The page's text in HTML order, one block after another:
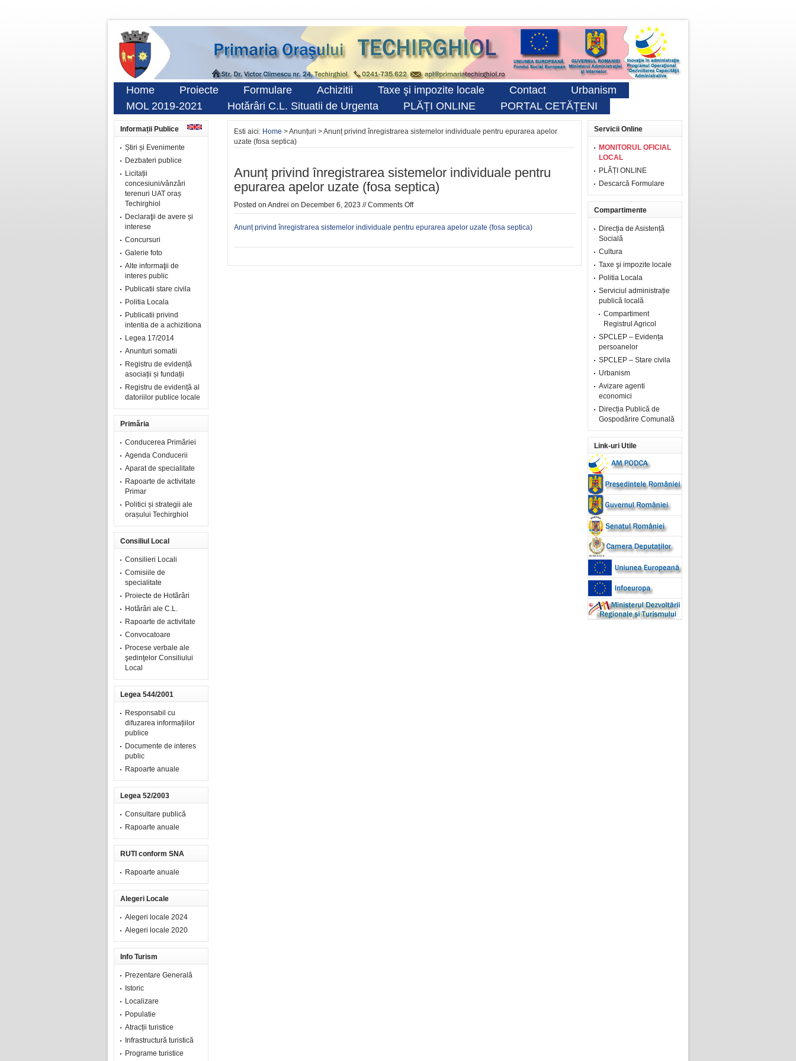
Home Proiecte Formulare Achizitii Taxe şi impozite locale Contact
Urbanism
MOL 2019-2021
Hotărâri C.L. Situatii de Urgenta PLĂȚI ONLINE PORTAL CETĂȚENI
Informații Publice
Știri și Evenimente
Dezbateri publice
Licitații
concesiuni/vânzări
terenuri UAT oraș
Techirghiol
Declaraţii de avere și
interese
Concursuri
Galerie foto
Alte informaţii de
interes public
Publicatii stare civila
Politia Locala
Publicatii privind
intentia de a achizitiona
Legea 17/2014
Anunturi somatii
Registru de evidență
asociații și fundații
Registru de evidență al
datoriilor publice locale
Primăria
Conducerea Primăriei
Agenda Conducerii
Aparat de specialitate
Rapoarte de activitate
Primar
Politici și strategii ale
orașului Techirghiol
Consiliul Local
Consilieri Locali
Comisiile de
specialitate
Proiecte de Hotărâri
Hotărâri ale C.L.
Rapoarte de activitate
Convocatoare
Procese verbale ale
şedinţelor Consiliului
Local
Legea 544/2001
Responsabil cu
difuzarea informațiilor
publice
Documente de interes
public
Rapoarte anuale
Legea 52/2003
Consultare publică
Rapoarte anuale
RUTI conform SNA
Rapoarte anuale
Alegeri Locale
Alegeri locale 2024
Alegeri locale 2020
Info Turism
Prezentare Generală
Istoric
Localizare
Populatie
Atracții turistice
Infrastructură turistică
Programe turistice
Esti aici: Home > Anunțuri > Anunț privind înregistrarea sistemelor individuale pentru epurarea apelor
uzate (fosa septica)
Anunț privind înregistrarea sistemelor individuale pentru
epurarea apelor uzate (fosa septica)
Posted on Andrei on December 6, 2023 //Comments Off
Anunț privind înregistrarea sistemelor individuale pentru epurarea apelor uzate (fosa septica)
Servicii Online
MONITORUL OFICIAL
LOCAL
PLĂȚI ONLINE
Descarcă Formulare
Compartimente
Direcția de Asistență
Socială
Cultura
Taxe şi impozite locale
Politia Locala
Serviciul administrație
publică locală
Compartiment
Registrul Agricol
SPCLEP – Evidența
persoanelor
SPCLEP – Stare civila
Urbanism
Avizare agenti
economici
Direcția Publică de
Gospodărire Comunală
Link-uri Utile